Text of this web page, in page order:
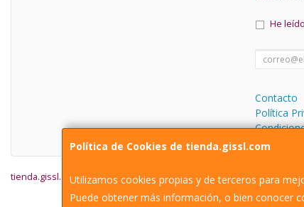
Política de Cookies de tienda.gissl.com
Utilizamos cookies propias y de terceros para
Puede obtener más información, o bien conocer
He
Contacto
Política
tienda.gissl.com © 2026